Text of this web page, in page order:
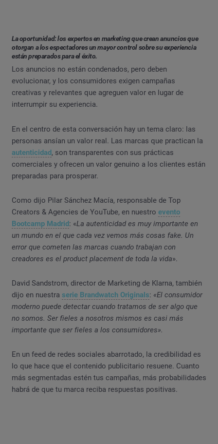
La oportunidad: los expertos en marketing que crean anuncios que
otorgan a los espectadores un mayor control sobre su experiencia
están preparados para el éxito.
Los anuncios no están condenados, pero deben
evolucionar, y los consumidores exigen campañas
creativas y relevantes que agreguen valor en lugar de
interrumpir su experiencia.
En el centro de esta conversación hay un tema claro: las
personas ansían un valor real. Las marcas que practican la
autenticidad, son transparentes con sus prácticas
comerciales y ofrecen un valor genuino a los clientes están
preparadas para prosperar.
Como dijo Pilar Sánchez Macía, responsable de Top
Creators & Agencies de YouTube, en nuestro evento
Bootcamp Madrid: «La autenticidad es muy importante en
un mundo en el que cada vez vemos más cosas fake. Un
error que cometen las marcas cuando trabajan con
creadores es el product placement de toda la vida».
David Sandstrom, director de Marketing de Klarna, también
dijo en nuestra serie Brandwatch Originals: «El consumidor
moderno puede detectar cuando tratamos de ser algo que
no somos. Ser fieles a nosotros mismos es casi más
importante que ser fieles a los consumidores».
En un feed de redes sociales abarrotado, la credibilidad es
lo que hace que el contenido publicitario resuene. Cuanto
más segmentadas estén tus campañas, más probabilidades
habrá de que tu marca reciba respuestas positivas.